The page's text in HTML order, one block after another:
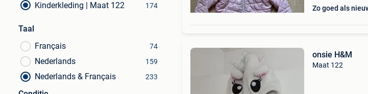
Kinderkleding | Maat 122
174
Taal
Français
74
Nederlands 159
Nederlands & Français 233
Zo goed als
onsie H&M
Maat 122